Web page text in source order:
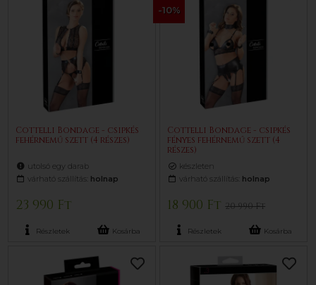
Cottelli Bondage - csipkés
fehérnemű szett (4 részes)
utolsó egy darab
várható szállítás: holnap
23 990 Ft
Részletek Kosárba
-10%
Cottelli Bondage - csipkés
fényes fehérnemű szett (4
részes)
készleten
várható szállítás: holnap
18 900 Ft20 990 Ft
Részletek Kosárba